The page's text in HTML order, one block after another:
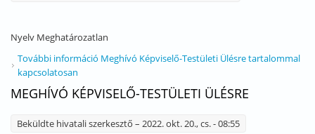
Nyelv Meghatározatlan
További információ Meghívó Képviselő-Testületi Ülésre tartalommal
kapcsolatosan
MEGHÍVÓ KÉPVISELŐ-TESTÜLETI ÜLÉSRE
Beküldte hivatali szerkesztő – 2022. okt. 20., cs. - 08:55